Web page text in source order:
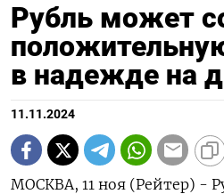
Рубль может
в надежде на
11.11.2024
МОСКВА, 11 ноя (Рейтер) -